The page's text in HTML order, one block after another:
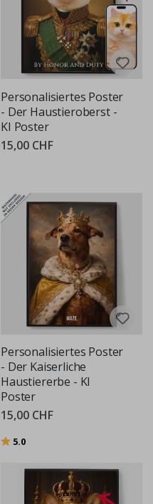
Personalisiertes Poster
- Der Haustieroberst -
KI Poster
15,00 CHF
Personalisiertes Poster
- Der Kaiserliche
Haustiererbe - KI
Poster
15,00 CHF
Bewertung:
5.0